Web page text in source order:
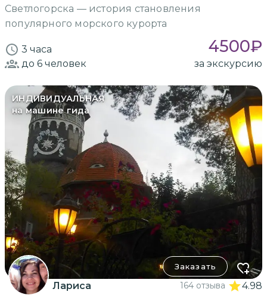
Светлогорска — история становления
популярного морского курорта
3 часа 4500₽
до 6 человек за экскурсию
ИНДИВИДУАЛЬНАЯ
на машине гида
Заказать
Лариса 164 отзыва 4.98